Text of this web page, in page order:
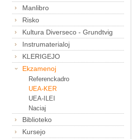
Manlibro
Risko
Kultura Diverseco - Grundtvig
Instrumaterialoj
KLERIGEJO
Ekzamenoj
Referenckadro
UEA-KER
UEA-ILEI
Naciaj
Biblioteko
Kursejo